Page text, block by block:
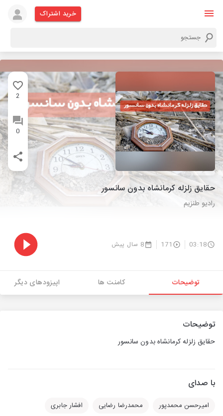
خرید اشتراک
2
0
حقایق زلزله کرمانشاه بدون سانسور
رادیو طنزیم
03:18
171 8 سال پیش
توضیحات کامنت ها اپیزودهای دیگر
توضیحات
حقایق زلزله کرمانشاه بدون سانسور
با صدای
امیرحسن محمدپور محمدرضا رضایی افشار جابری